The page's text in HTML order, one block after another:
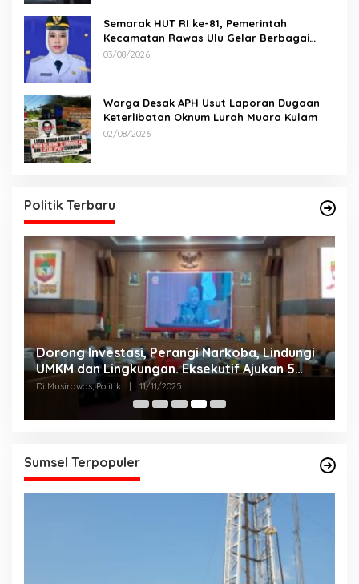
Semarak HUT RI ke-81, Pemerintah
Kecamatan Rawas Ulu Gelar Berbagai
Lomba
03/08/2026
Warga Desak APH Usut Laporan Dugaan
Keterlibatan Oknum Lurah Muara Kulam
02/08/2026
Politik Terbaru
Dorong Investasi, Perangi Narkoba, Lindungi
UMKM dan Lingkungan. Eksekutif Ajukan 5
Raperda Strategis.
Di Musirawas, Politik 11/11/2025
Sumsel Terpopuler